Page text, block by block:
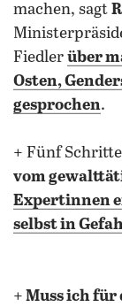
machen, sagt
Fiedler über
Osten,
gesprochen.
+ Fünf
vom
Expertinnen
selbst in
+ Muss ich für